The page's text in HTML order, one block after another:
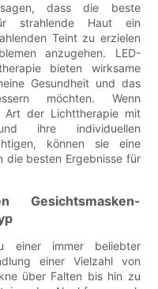
dass die beste
strahlende Haut ein
Teint zu erzielen
anzugehen. LED-
bieten wirksame
Gesundheit und das
möchten. Wenn
Art der Lichttherapie mit
ihre individuellen
können sie eine
die besten Ergebnisse für
einer immer beliebter
einer Vielzahl von
über Falten bis hin zu